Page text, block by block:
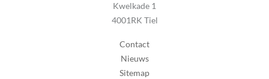
Kwelkade 1
4001RK Tiel
Contact
Nieuws
Sitemap